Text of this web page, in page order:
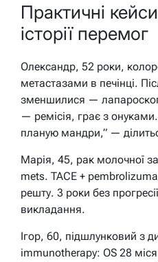
Практичні
історії перемог
Олександр, 52 роки,
метастазами в печінці.
зменшилися —
— ремісія, грає з
планую мандри,” —
Марія, 45, рак молочної
mets. TACE +
решту. 3 роки без
викладання.
Ігор, 60, підшлунковий з
immunotherapy: OS 28